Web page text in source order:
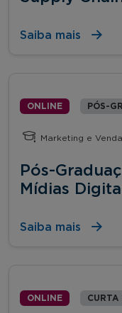
Saiba mais
ONLINE PÓS-
Marketing e
Pós-
Mídias
Saiba mais
ONLINE CURTA